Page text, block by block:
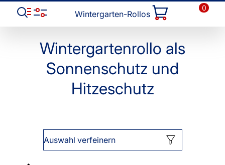
Wintergarten-Rollos
0
Wintergartenrollo als
Sonnenschutz und
Hitzeschutz
Auswahl verfeinern